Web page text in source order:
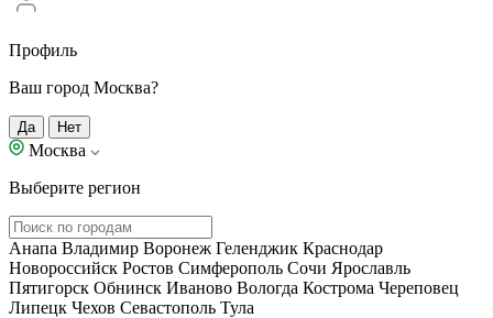
Профиль
Ваш город Москва?
Да Нет
Москва
Выберите регион
Анапа Владимир Воронеж Геленджик Краснодар
Новороссийск Ростов Симферополь Сочи Ярославль
Пятигорск Обнинск Иваново Вологда Кострома Череповец
Липецк Чехов Севастополь Тула